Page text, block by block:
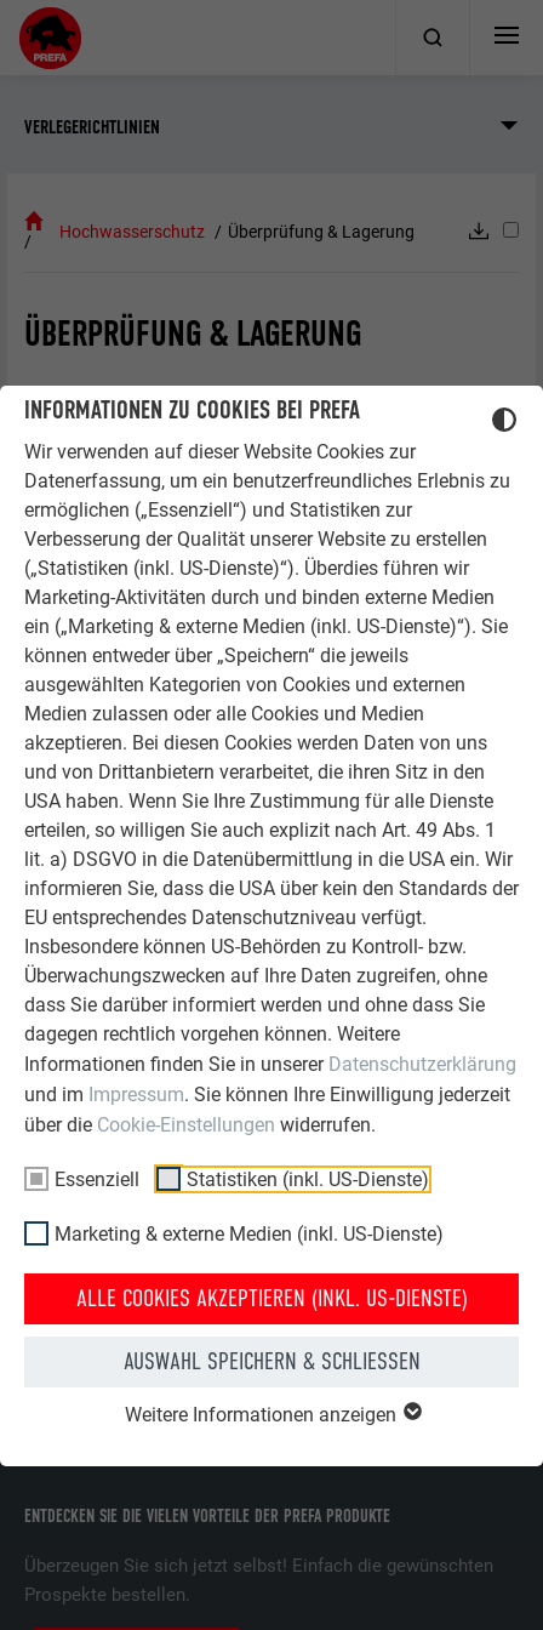
INFORMATIONEN ZU COOKIES BEI PREFA
Wir verwenden auf dieser Website Cookies zur
Datenerfassung, um ein benutzerfreundliches Erlebnis zu
ermöglichen („Essenziell“) und Statistiken zur
Verbesserung der Qualität unserer Website zu erstellen
(„Statistiken (inkl. US-Dienste)“). Überdies führen wir
Marketing-Aktivitäten durch und binden externe Medien
ein („Marketing & externe Medien (inkl. US-Dienste)“). Sie
können entweder über „Speichern“ die jeweils
ausgewählten Kategorien von Cookies und externen
Medien zulassen oder alle Cookies und Medien
akzeptieren. Bei diesen Cookies werden Daten von uns
und von Drittanbietern verarbeitet, die ihren Sitz in den
USA haben. Wenn Sie Ihre Zustimmung für alle Dienste
erteilen, so willigen Sie auch explizit nach Art. 49 Abs. 1
lit. a) DSGVO in die Datenübermittlung in die USA ein. Wir
informieren Sie, dass die USA über kein den Standards der
EU entsprechendes Datenschutzniveau verfügt.
Insbesondere können US-Behörden zu Kontroll- bzw.
Überwachungszwecken auf Ihre Daten zugreifen, ohne
dass Sie darüber informiert werden und ohne dass Sie
dagegen rechtlich vorgehen können. Weitere
Informationen finden Sie in unserer Datenschutzerklärung
und im Impressum. Sie können Ihre Einwilligung jederzeit
über die Cookie-Einstellungen widerrufen.
Essenziell Statistiken (inkl. US-Dienste)
Marketing & externe Medien (inkl. US-Dienste)
ALLE COOKIES AKZEPTIEREN (INKL. US-DIENSTE)
AUSWAHL SPEICHERN & SCHLIESSEN
Weitere Informationen anzeigen
VERLEGERICHTLINIEN
Hochwasserschutz Überprüfung & Lagerung
ÜBERPRÜFUNG & LAGERUNG
Die Lieferung ist auf Vollständigkeit und Richtigkeit zu
überprüfen und die Produkte sind trocken zu lagern.
ZURÜCK WEITER
ENTDECKEN SIE DIE VIELEN VORTEILE DER PREFA PRODUKTE
Überzeugen Sie sich jetzt selbst! Einfach die gewünschten
Prospekte bestellen.
ÜBER PREFA
Über uns
Karriere
Presse
Partner
WIR HELFEN IHNEN
Fragen & Antworten
Angebot anfordern
Kontakt
Erfahrungen
Beschwerden &